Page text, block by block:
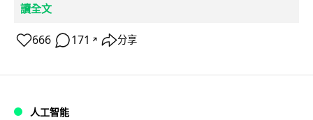
讀全文
666 171 ↗ 分享
人工智能